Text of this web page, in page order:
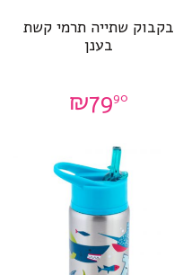
בקבוק שתייה תרמי קשת
בענן
₪7990